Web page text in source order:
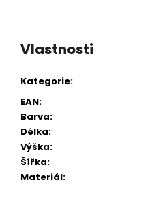
Vlastnosti
Kategorie:
EAN:
Barva:
Délka:
Výška:
Šířka:
Materiál: